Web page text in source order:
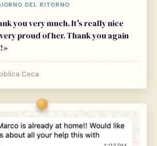
DEL RITORNO
you very much. It's really nice
proud of her. Thank you again
Ceca